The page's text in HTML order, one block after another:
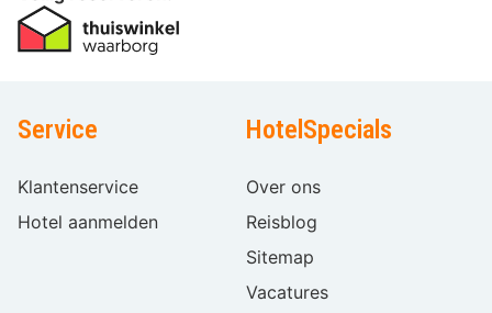
Service
Klantenservice
Hotel aanmelden
HotelSpecials
Over ons
Reisblog
Sitemap
Vacatures